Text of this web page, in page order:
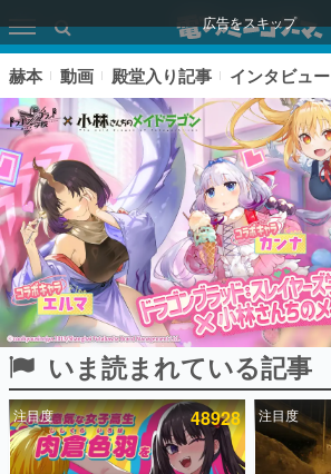
広告をスキップ
ピックアップ
電ファミのいま読まれている記事ランキング
赫本 動画 殿堂入り記事 インタビュー
いま読まれている記事
注目度 48928 注目度